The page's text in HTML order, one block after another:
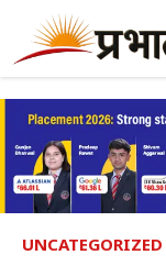
content
UNCATEGORIZED